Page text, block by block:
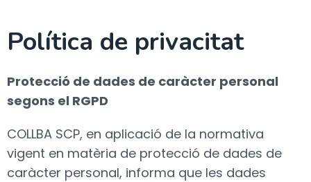
Política de privacitat
Protecció de dades de caràcter personal
segons el RGPD
COLLBA SCP, en aplicació de la normativa
vigent en matèria de protecció de dades de
caràcter personal, informa que les dades